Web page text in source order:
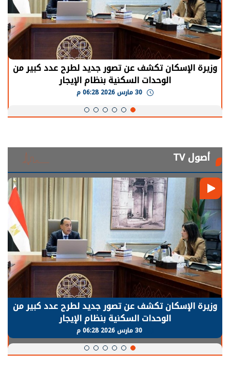
وزيرة الإسكان تكشف عن تصور جديد لطرح عدد كبير من
الوحدات السكنية بنظام الإيجار
أصول TV
وزيرة الإسكان تكشف عن تصور جديد لطرح عدد كبير من
الوحدات السكنية بنظام الإيجار